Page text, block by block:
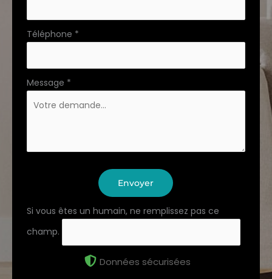
Téléphone *
Message *
Envoyer
Si vous êtes un humain, ne remplissez pas ce
champ.
Données sécurisées